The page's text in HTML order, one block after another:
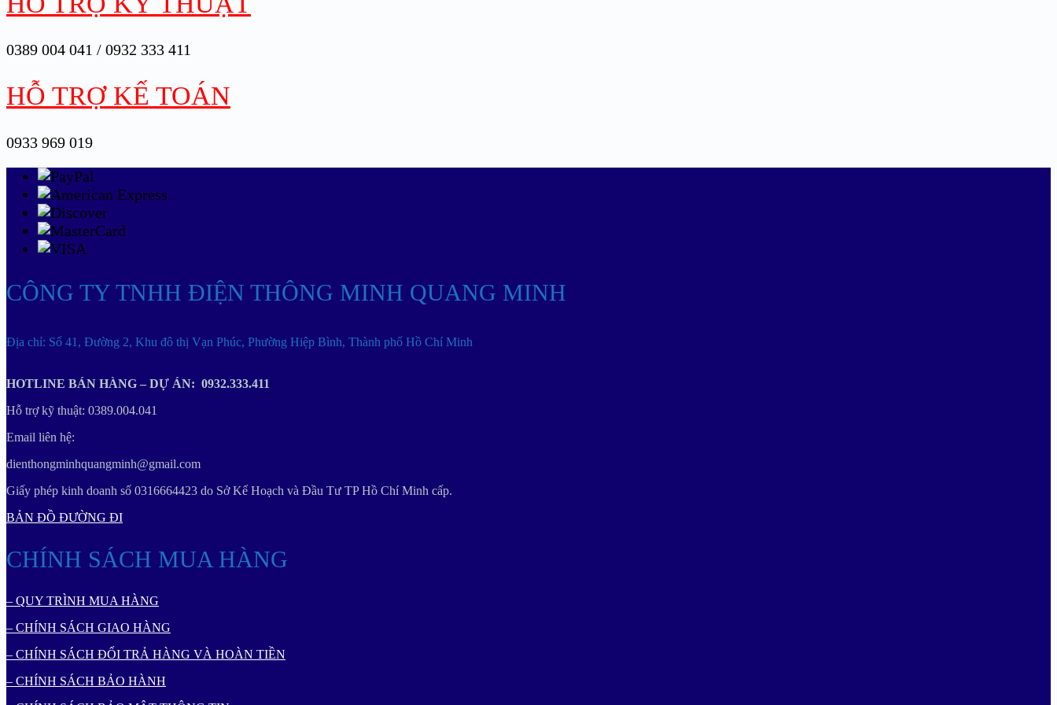
0389 004 041 / 0932 333 411
HỖ TRỢ KẾ TOÁN
0933 969 019
CÔNG TY TNHH ĐIỆN THÔNG MINH QUANG MINH
Địa chỉ: Số 41, Đường 2, Khu đô thị Vạn Phúc, Phường Hiệp Bình, Thành phố Hồ Chí Minh
HOTLINE BÁN HÀNG – DỰ ÁN: 0932.333.411
Hỗ trợ kỹ thuật: 0389.004.041
Email liên hệ:
dienthongminhquangminh@gmail.com
Giấy phép kinh doanh số 0316664423 do Sở Kế Hoạch và Đầu Tư TP Hồ Chí Minh cấp.
BẢN ĐỒ ĐƯỜNG ĐI
CHÍNH SÁCH MUA HÀNG
– QUY TRÌNH MUA HÀNG
– CHÍNH SÁCH GIAO HÀNG
– CHÍNH SÁCH ĐỔI TRẢ HÀNG VÀ HOÀN TIỀN
– CHÍNH SÁCH BẢO HÀNH